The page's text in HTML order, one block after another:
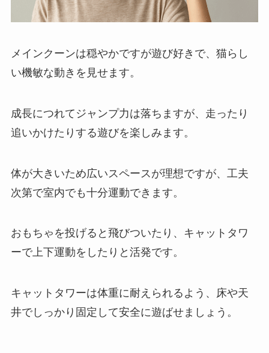
メインクーンは穏やかですが遊び好きで、猫らし
い機敏な動きを見せます。
成長につれてジャンプ力は落ちますが、走ったり
追いかけたりする遊びを楽しみます。
体が大きいため広いスペースが理想ですが、工夫
次第で室内でも十分運動できます。
おもちゃを投げると飛びついたり、キャットタワ
ーで上下運動をしたりと活発です。
キャットタワーは体重に耐えられるよう、床や天
井でしっかり固定して安全に遊ばせましょう。